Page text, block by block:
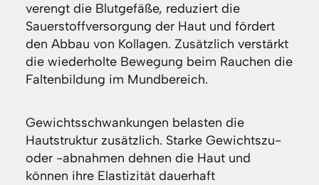
verengt die Blutgefäße, reduziert die
Sauerstoffversorgung der Haut und fördert
den Abbau von Kollagen. Zusätzlich verstärkt
die wiederholte Bewegung beim Rauchen die
Faltenbildung im Mundbereich.
Gewichtsschwankungen belasten die
Hautstruktur zusätzlich. Starke Gewichtszu-
oder -abnahmen dehnen die Haut und
können ihre Elastizität dauerhaft